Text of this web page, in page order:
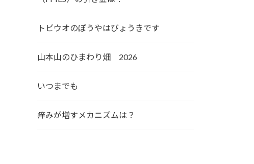
トビウオのぼうやはびょうきです
山本山のひまわり畑 2026
いつまでも
痒みが増すメカニズムは？